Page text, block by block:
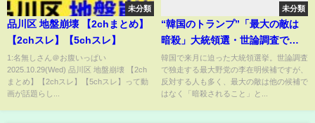
未分類
品川区 地盤崩壊 【2chまとめ】
【2chスレ】【5chスレ】
1:名無しさん＠お腹いっぱい
2025.10.29(Wed) 品川区 地盤崩壊 【2ch
まとめ】【2chスレ】【5chスレ】って動
画が話題らし...
未分類
“韓国のトランプ”「最大の敵は
暗殺」大統領選・世論調査で独
走の李在明候補 去年はナイフ
で刺される事件も｜
TBS NEWS DIG
韓国で来月に迫った大統領選挙。世論調査
で独走する最大野党の李在明候補ですが、
反対する人も多く、最大の敵は他の候補で
はなく「暗殺されること」と...